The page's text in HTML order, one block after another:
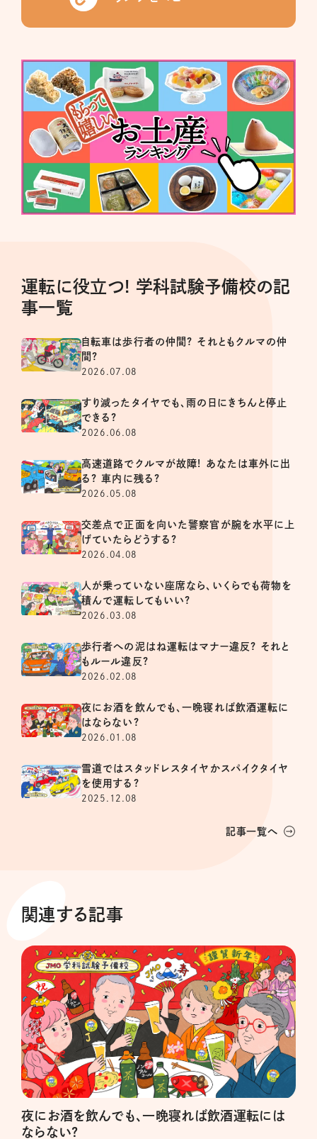
運転に役立つ! 学科試験予備校の記
事一覧
自転車は歩行者の仲間? それともクルマの仲
間?
2026.07.08
すり減ったタイヤでも、雨の日にきちんと停止
できる?
2026.06.08
高速道路でクルマが故障! あなたは車外に出
る? 車内に残る?
2026.05.08
交差点で正面を向いた警察官が腕を水平に上
げていたらどうする?
2026.04.08
人が乗っていない座席なら、いくらでも荷物を
積んで運転してもいい?
2026.03.08
歩行者への泥はね運転はマナー違反? それと
もルール違反?
2026.02.08
夜にお酒を飲んでも、一晩寝れば飲酒運転に
はならない?
2026.01.08
雪道ではスタッドレスタイヤかスパイクタイヤ
を使用する?
2025.12.08
記事一覧へ
関連する記事
夜にお酒を飲んでも、一晩寝れば飲酒運転には
ならない?